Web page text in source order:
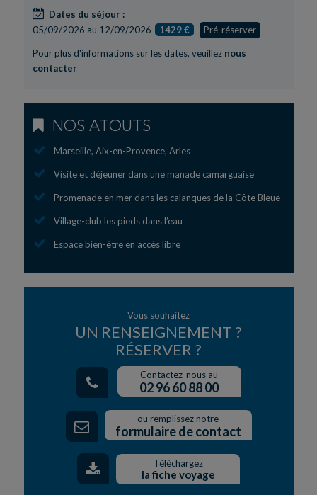
Dates du séjour :
05/09/2026 au 12/09/2026
1429 € Pré-réserver
Pour plus d'informations sur les dates, veuillez nous
contacter
NOS ATOUTS
Marseille, Aix-en-Provence, Arles
Visite et déjeuner dans une manade camarguaise
Promenade en mer dans les calanques de la Côte Bleue
Village-club les pieds dans l’eau
Espace bien-être en accès libre
Vous souhaitez
UN RENSEIGNEMENT ?
RÉSERVER ?
Contactez-nous au
02 96 60 88 00
ou remplissez notre
formulaire de contact
Téléchargez
la fiche voyage